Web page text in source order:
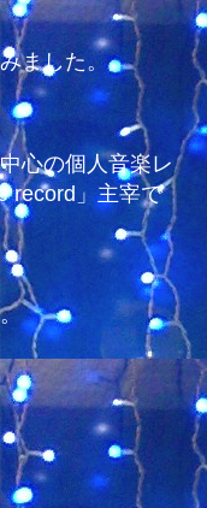
ました。
心の個人音楽レ
record」主宰で